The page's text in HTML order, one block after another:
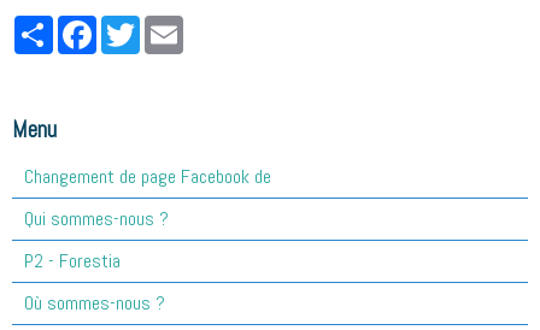
PartagerFacebookTwitter
Menu
Changement de page Facebook de
Qui sommes-nous ?
P2 - Forestia
Où sommes-nous ?